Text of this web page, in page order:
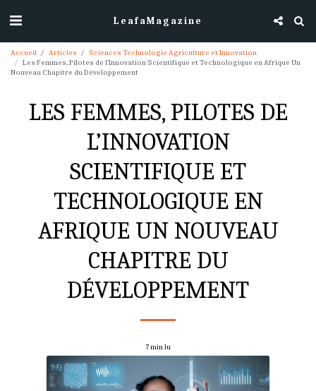
LeafaMagazine
Accueil Articles
Sciences Technologie Agriculture et Innovation
Les Femmes, Pilotes de l’Innovation Scientifique et Technologique en Afrique Un
Nouveau Chapitre du Développement
LES FEMMES, PILOTES DE
L’INNOVATION
SCIENTIFIQUE ET
TECHNOLOGIQUE EN
AFRIQUE UN NOUVEAU
CHAPITRE DU
DÉVELOPPEMENT
7 min lu